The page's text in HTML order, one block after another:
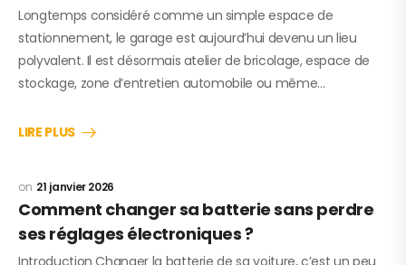
Longtemps considéré comme un simple espace de
stationnement, le garage est aujourd’hui devenu un lieu
polyvalent. Il est désormais atelier de bricolage, espace de
stockage, zone d’entretien automobile ou même…
LIRE PLUS
21 janvier 2026
Comment changer sa batterie sans perdre
ses réglages électroniques ?
Introduction Changer la batterie de sa voiture, c’est un peu